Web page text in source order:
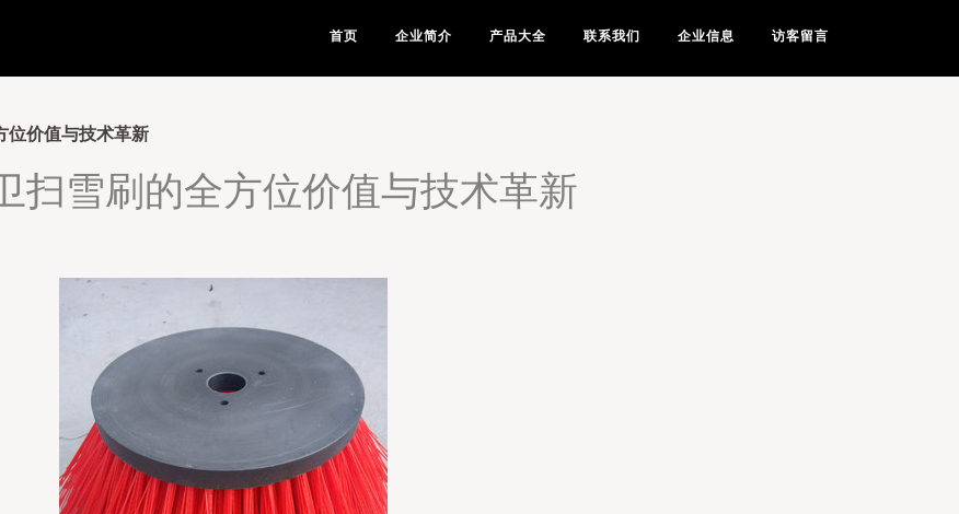
首页 企业简介 产品大全 联系我们 企业信息 访客留言
位价值与技术革新
扫雪刷的全方位价值与技术革新